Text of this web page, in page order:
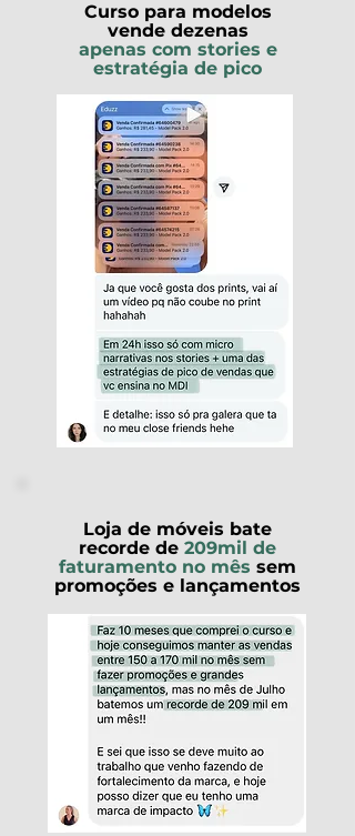
Curso para modelos
vende dezenas
apenas com stories e
estratégia de pico
Loja de móveis bate
recorde de 209mil de
faturamento no mês sem
promoções e lançamentos